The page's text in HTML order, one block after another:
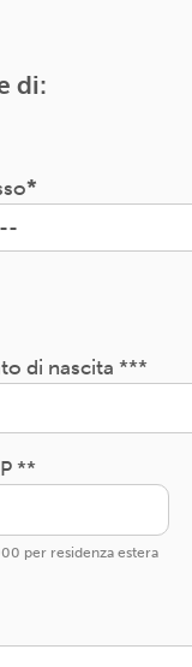
di:
di nascita ***
**
per residenza estera